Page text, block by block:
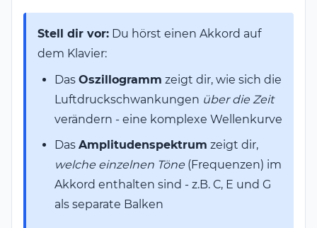
Stell dir vor: Du hörst einen Akkord auf
dem Klavier:
Das Oszillogramm zeigt dir, wie sich die
Luftdruckschwankungen über die Zeit
verändern - eine komplexe Wellenkurve
Das Amplitudenspektrum zeigt dir,
welche einzelnen Töne (Frequenzen) im
Akkord enthalten sind - z.B. C, E und G
als separate Balken